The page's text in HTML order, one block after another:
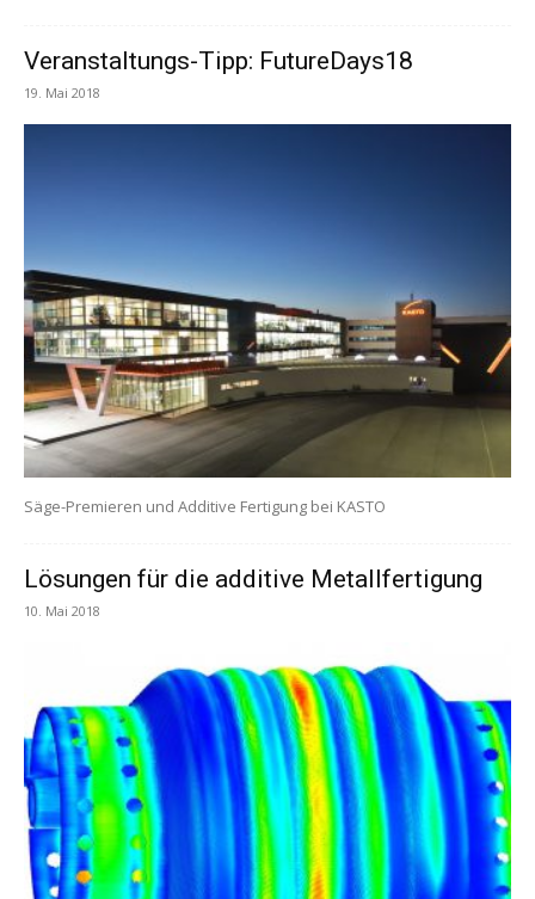
Veranstaltungs-Tipp: FutureDays18
19. Mai 2018
Säge-Premieren und Additive Fertigung bei KASTO
Lösungen für die additive Metallfertigung
10. Mai 2018